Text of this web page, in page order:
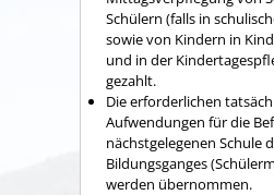
Schülern (falls in
sowie von Kindern in
und in der
gezahlt.
Die erforderlichen
Aufwendungen für die
nächstgelegenen Schule
Bildungsganges
werden übernommen.